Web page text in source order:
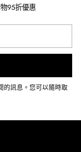
95折優惠
的訊息。您可以隨時取